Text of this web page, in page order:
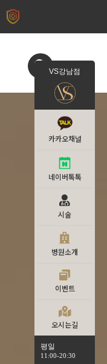
VS강남점
카카오채널
네이버톡톡
시술
병원소개
이벤트
오시는길
평일
11:00-20:30